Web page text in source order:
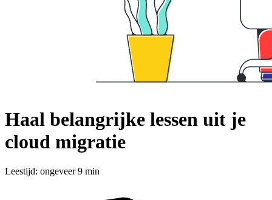
Haal belangrijke lessen uit je
cloud migratie
Leestijd: ongeveer 9 min